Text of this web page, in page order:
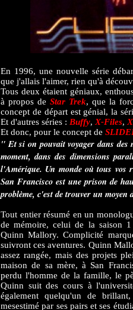
En 1996, une nouvelle série
que j'allais l'aimer, rien qu'à
Tous deux étaient géniaux,
à propos de Star Trek, que la
concept de départ est génial, la
Et d'autres séries : Buffy,X-Files,
Et donc, pour le concept de
" Et si on pouvait voyager dans des
moment, dans des dimensions
l'Amérique. Un monde où tous vos
San Francisco est une prison de
problème, c'est de trouver un
Tout entier résumé en un
de mémoire, celui de la saison
Quinn Mallory. Complicité
suivront ces aventures. Quinn
assez rangée, mais des projets
maison de sa mère, à San
perdu l'homme de la famille, le
Quinn suit des cours à
également quelqu'un de
mesestimé par ses pairs et ses